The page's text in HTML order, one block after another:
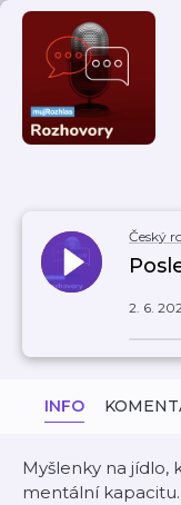
Český
2. 6.
INFO
Myšlenky na jídlo,
mentální kapacitu.